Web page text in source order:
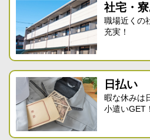
社宅・寮
職場近くの
充実！
日払い
暇な休みは
小遣いGET！